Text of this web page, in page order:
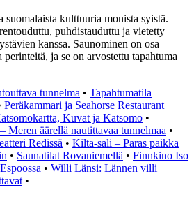
suomalaista kulttuuria monista syistä.
puhdistauduttu ja vietetty
kanssa. Saunominen on osa
ja se on arvostettu tapahtuma
tunnelma • Tapahtumatila
Peräkammari ja Seahorse Restaurant
Kuvat ja Katsomo •
äärellä nautittavaa tunnelmaa •
Redissä • Kilta-sali – Paras paikka
• Saunatilat Rovaniemellä • Finnkino Iso
• Willi Länsi: Lännen villi
•